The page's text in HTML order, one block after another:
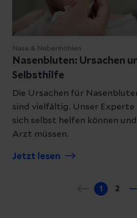
Nase & Nebenhöhlen
Nasenbluten: Ursachen
Selbsthilfe
Die Ursachen für
sind vielfältig. Unser Experte
sich selbst helfen können
Arzt müssen.
Jetzt lesen
1 2